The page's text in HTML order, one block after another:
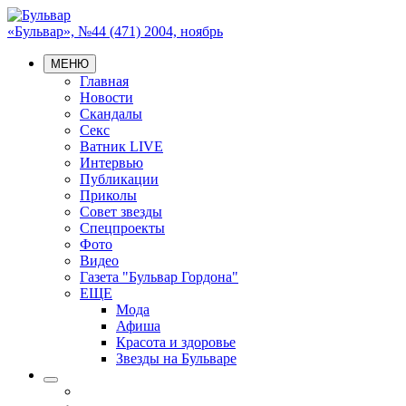
«Бульвар», №44 (471) 2004, ноябрь
МЕНЮ
Главная
Новости
Скандалы
Секс
Ватник LIVE
Интервью
Публикации
Приколы
Совет звезды
Спецпроекты
Фото
Видео
Газета "Бульвар Гордона"
ЕЩЕ
Мода
Афиша
Красота и здоровье
Звезды на Бульваре